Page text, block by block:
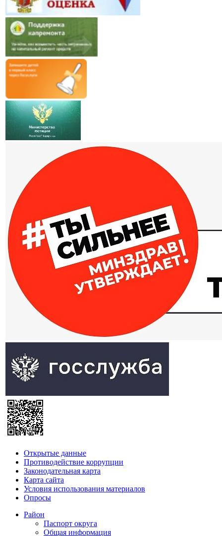
Открытые данные
Противодействие коррупции
Законодательная карта
Карта сайта
Условия использования материалов
Опросы
Район
Паспорт округа
Общая информация